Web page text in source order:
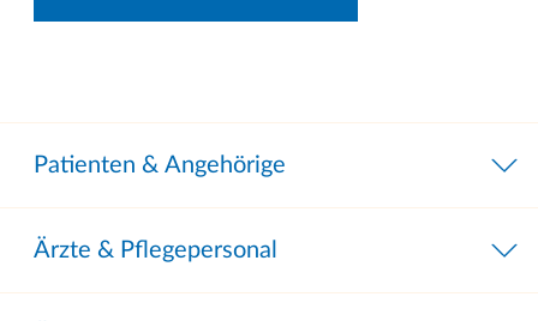
Patienten & Angehörige
Ärzte & Pflegepersonal